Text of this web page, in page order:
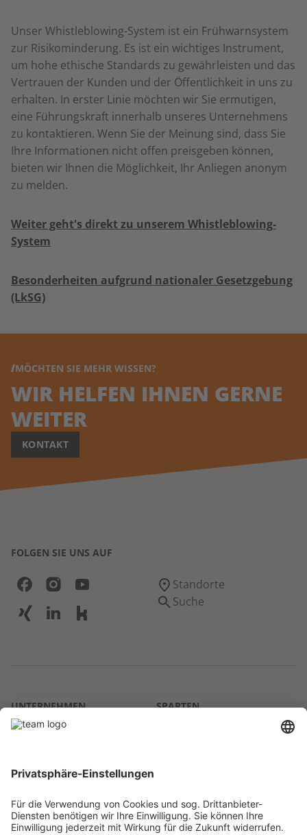
Unser Whistleblowing-System ist ein Frühwarnsystem
zur Risikominderung. Es ist ein wichtiges Instrument,
um hohe ethische Standards zu gewährleisten und das
Vertrauen der Kunden und der Öffentlichkeit in uns zu
erhalten. In erster Linie möchten wir Sie ermutigen,
eine Führungskraft innerhalb unseres Unternehmens
zu kontaktieren. Wenn Sie der Meinung sind, dass Sie
Ihre Informationen nicht offen preisgeben können,
bieten wir Ihnen die Möglichkeit, Ihr Anliegen anonym
zu melden.
Weiter geht's direkt zu unserem Whistleblowing-
System
Besonderheiten aufgrund nationaler Gesetzgebung
(LkSG)
MÖCHTEN SIE MEHR WISSEN?
WIR HELFEN IHNEN GERNE
WEITER
KONTAKT
FOLGEN SIE UNS AUF
Standorte
Suche
UNTERNEHMEN
Über uns
Karriere
Kontakt
SPARTEN